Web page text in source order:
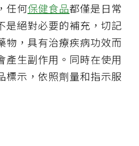
任何保健食品都僅是日常
是絕對必要的補充，切記
物，具有治療疾病功效而
產生副作用。同時在使用
標示，依照劑量和指示服